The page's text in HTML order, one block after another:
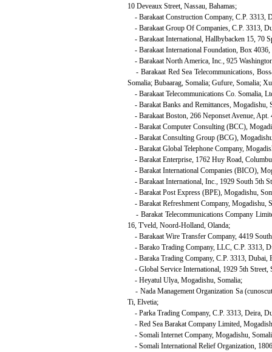
10 Deveaux Street, Nassau, Bahamas;
- Barakaat Construction Company, C.P. 3313,
- Barakaat Group Of Companies, C.P. 3313,
- Barakaat International, Hallbybacken 15, 70
- Barakaat International Foundation, Box 4036,
- Barakaat North America, Inc., 925
- Barakaat Red Sea Telecommunications,
Somalia; Bubaarag, Somalia; Gufure, Somalia;
- Barakaat Telecommunications Co. Somalia,
- Barakat Banks and Remittances, Mogadishu,
- Barakaat Boston, 266 Neponset Avenue,
- Barakat Computer Consulting (BCC),
- Barakat Consulting Group (BCG),
- Barakat Global Telephone Company,
- Barakat Enterprise, 1762 Huy Road,
- Barakat International Companies (BICO),
- Barakaat International, Inc., 1929 South 5th
- Barakat Post Express (BPE), Mogadishu,
- Barakat Refreshment Company, Mogadishu,
- Barakat Telecommunications Company
16, T'veld, Noord-Holland, Olanda;
- Barakaat Wire Transfer Company, 4419
- Barako Trading Company, LLC, C.P. 3313,
- Baraka Trading Company, C.P. 3313, Dubai,
- Global Service International, 1929 5th
- Heyatul Ulya, Mogadishu, Somalia;
- Nada Management Organization Sa
Ti, Elvetia;
- Parka Trading Company, C.P. 3313, Deira,
- Red Sea Barakat Company Limited,
- Somali Internet Company, Mogadishu,
- Somali International Relief Organization,